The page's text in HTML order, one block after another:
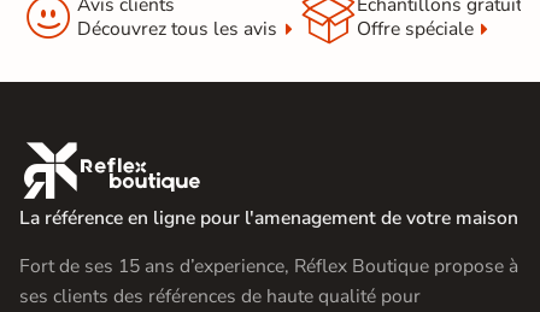
 Découvrez tous les avis
Offre spéciale

La référence en ligne pour l'amenagement de votre maison
Fort de ses 15 ans d’experience, Réflex Boutique propose à
ses clients des références de haute qualité pour